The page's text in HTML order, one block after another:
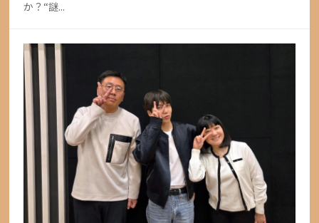
か？“謎...